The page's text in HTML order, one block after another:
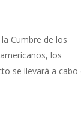
Cumbre de los
los
se llevará a cabo